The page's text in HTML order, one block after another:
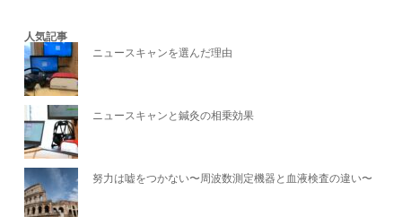
人気記事
ニュースキャンを選んだ理由
ニュースキャンと鍼灸の相乗効果
努力は嘘をつかない〜周波数測定機器と血液検査の違い〜